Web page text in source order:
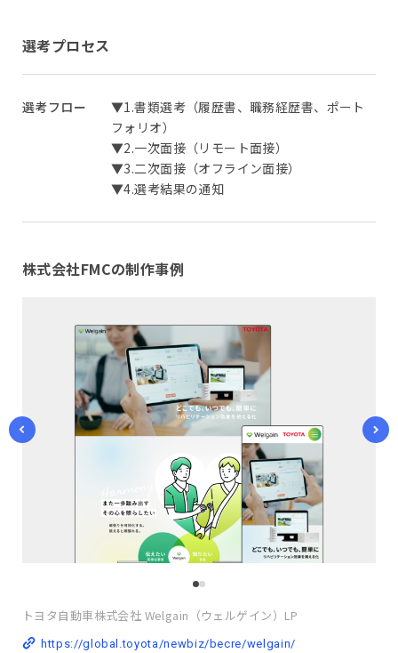
選考プロセス
選考フロー
▼1.書類選考（履歴書、職務経歴書、ポート
フォリオ）
▼2.一次面接（リモート面接）
▼3.二次面接（オフライン面接）
▼4.選考結果の通知
株式会社FMCの制作事例
トヨタ自動車株式会社 Welgain（ウェルゲイン）LP
https://global.toyota/newbiz/becre/welgain/